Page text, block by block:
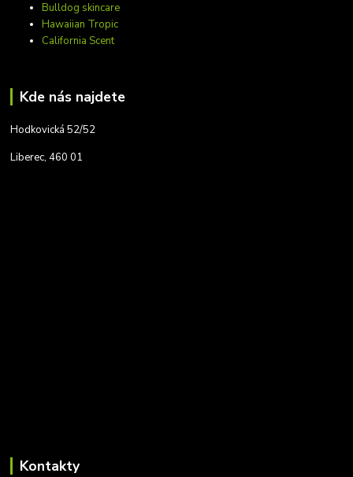
Bulldog skincare
Hawaiian Tropic
California Scent
Kde nás najdete
Hodkovická 52/52
Liberec, 460 01
Kontakty